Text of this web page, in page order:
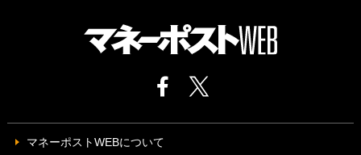
マネーポストWEBについて